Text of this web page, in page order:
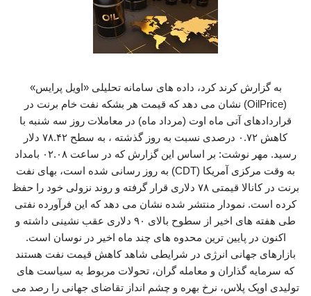
به گزارش کرند کرد، داده های سامانه تحلیلی «اویل پرایس»
(OilPrice) نشان می دهد که قیمت هر بشکه نفت خام برنت در
قراردادهای آتی ماه اوت (مرداد ماه) در معاملات روز سه شنبه با
کاهش ۰.۷۲ درصدی نسبت به روز گذشته ، به سطح ۷۸.۴۲ دلار
رسید. مهر نوشت: بر اساس این گزارش که در ساعت ۰۲.۰۸ بامداد
به وقت مرکزی آمریکا (CDT) به روز رسانی شده است، بهای نفت
برنت در کانالا قیمتی ۷۸ دلاری قرار گرفته و روند نزولی خود را حفظ
کرده است. نمودار منتشر شده نشان می دهد که این فرآورده نفتی
طی هفته های اخیر از سطوح بالای ۹۰ دلاری عقب نشینی داشته و
اکنون در پایین ترین محدوه های چند ماه اخیر در نوسان است.
بازارهای جهانی انرژی در شرایطی شاهد کاهش قیمت نفت هستند
که سرمایه گذاران و معامله گران، تحولات مربوط به سیاست های
تولیدی اوپک پلاس، نرخ بهره و چشم انداز تقاضای جهانی را رصد می